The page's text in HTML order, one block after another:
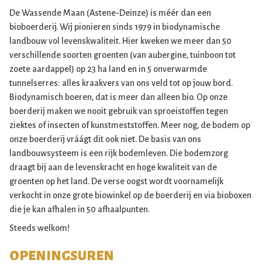
De Wassende Maan (Astene-Deinze) is méér dan een
bioboerderij. Wij pionieren sinds 1979 in biodynamische
landbouw vol levenskwaliteit. Hier kweken we meer dan 50
verschillende soorten groenten (van aubergine, tuinboon tot
zoete aardappel) op 23 ha land en in 5 onverwarmde
tunnelserres: alles kraakvers van ons veld tot op jouw bord.
Biodynamisch boeren, dat is meer dan alleen bio. Op onze
boerderij maken we nooit gebruik van sproeistoffen tegen
ziektes of insecten of kunstmeststoffen. Meer nog, de bodem op
onze boerderij vráágt dit ook niet. De basis van ons
landbouwsysteem is een rijk bodemleven. Die bodemzorg
draagt bij aan de levenskracht en hoge kwaliteit van de
groenten op het land. De verse oogst wordt voornamelijk
verkocht in onze grote biowinkel op de boerderij en via bioboxen
die je kan afhalen in 50 afhaalpunten.
Steeds welkom!
OPENINGSUREN